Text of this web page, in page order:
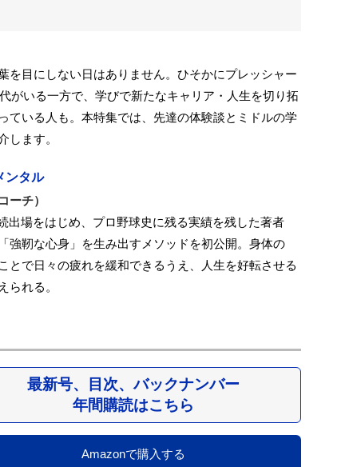
を目にしない日はありません。ひそかにプレッシャー
がいる一方で、学びで新たなキャリア・人生を切り拓
ている人も。本特集では、先達の体験談とミドルの学
します。
ンタル
ーチ）
出場をはじめ、プロ野球史に残る実績を残した著者
強靭な心身」を生み出すメソッドを初公開。身体の
とで日々の疲れを緩和できるうえ、人生を好転させる
られる。
最新号、目次、バックナンバー
年間購読はこちら
Amazonで購入する